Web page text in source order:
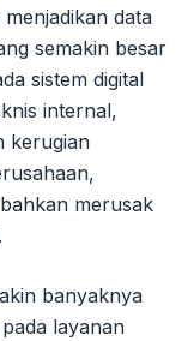
data
semakin besar
sistem digital
internal,
kerugian
merusak
banyaknya
layanan